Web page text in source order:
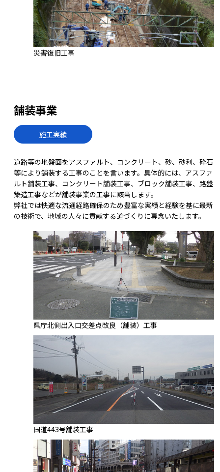
災害復旧工事
舗装事業
施工実績
道路等の地盤面をアスファルト、コンクリート、砂、砂利、砕石
等により舗装する工事のことを言います。具体的には、アスファ
ルト舗装工事、コンクリート舗装工事、ブロック舗装工事、路盤
築造工事などが舗装事業の工事に該当します。
弊社では快適な流通経路確保のため豊富な実績と経験を基に最新
の技術で、地域の人々に貢献する道づくりに専念いたします。
県庁北側出入口交差点改良（舗装）工事
国道443号舗装工事